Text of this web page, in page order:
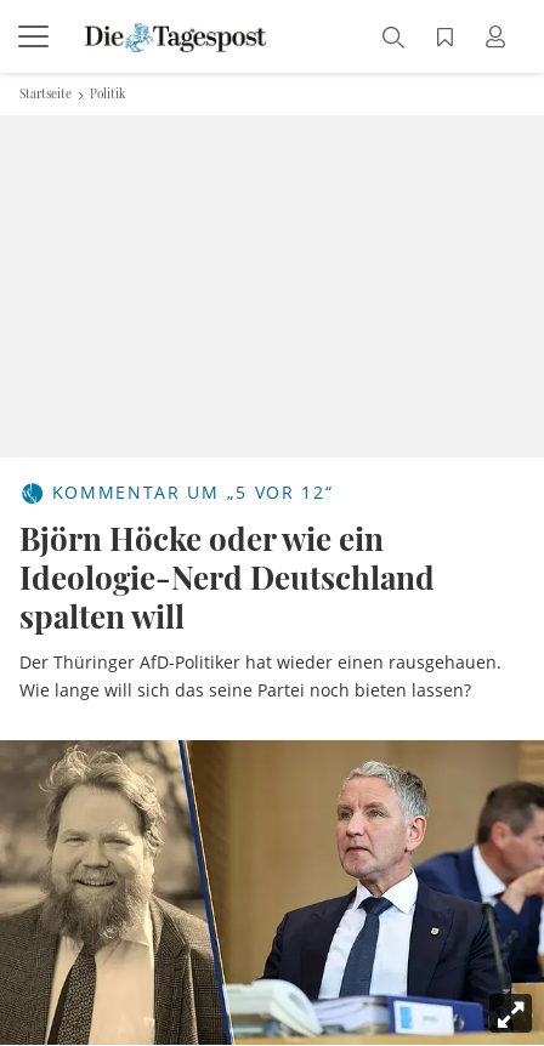
Startseite Politik
KOMMENTAR UM „5 VOR 12“
Björn Höcke oder wie ein
Ideologie-Nerd Deutschland
spalten will
Der Thüringer AfD-Politiker hat wieder einen rausgehauen.
Wie lange will sich das seine Partei noch bieten lassen?